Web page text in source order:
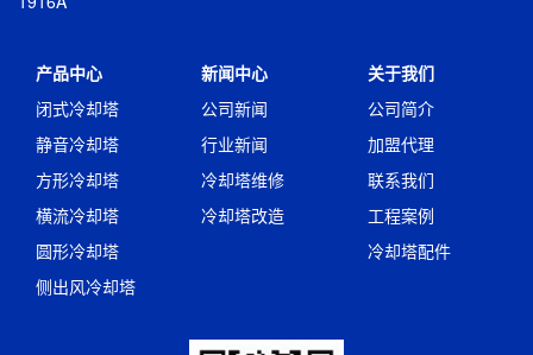
产品中心
闭式冷却塔
静音冷却塔
方形冷却塔
横流冷却塔
圆形冷却塔
侧出风冷却塔
新闻中心
公司新闻
行业新闻
冷却塔维修
冷却塔改造
关于我们
公司简介
加盟代理
联系我们
工程案例
冷却塔配件